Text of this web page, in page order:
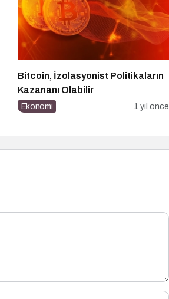
Bitcoin, İzolasyonist Politikaların
Kazananı Olabilir
Ekonomi 1 yıl önce